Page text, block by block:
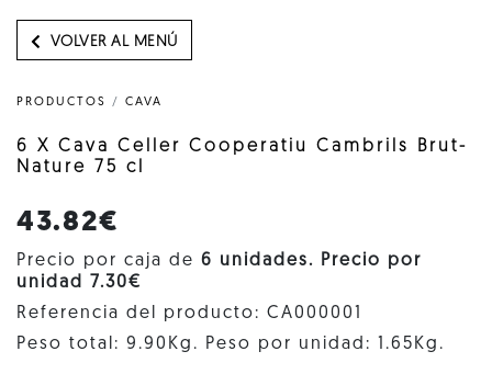
VOLVER AL MENÚ
PRODUCTOS / CAVA
6 X Cava Celler Cooperatiu Cambrils Brut-
Nature 75 cl
43.82€
Precio por caja de 6 unidades. Precio por
unidad 7.30€
Referencia del producto: CA000001
Peso total: 9.90Kg. Peso por unidad: 1.65Kg.
NUESTRO ACEITE
SELECCIONAR IDIOMA : ES